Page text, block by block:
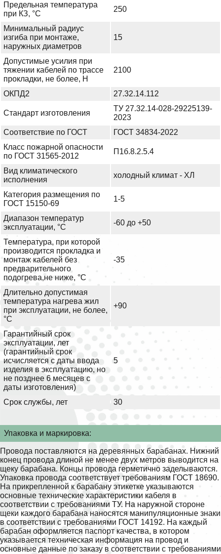
Предельная температура
при КЗ, °С
250
Минимальный радиус
изгиба при монтаже,
наружных диаметров
15
Допустимые усилия при
тяжении кабелей по трассе
прокладки, не более, Н
2100
ОКПД2 27.32.14.112
Стандарт изготовления
ТУ 27.32.14-028-29225139-
2023
Соответствие по ГОСТ
ГОСТ 34834-2022
Класс пожарной опасности
по ГОСТ 31565-2012
П1б.8.2.5.4
Вид климатического
исполнения
холодный климат - ХЛ
Категория размещения по
ГОСТ 15150-69
1-5
Диапазон температур
эксплуатации, °С
-60 до +50
Температура, при которой
производится прокладка и
монтаж кабелей без
предварительного
подогрева,не ниже, °С
-35
Длительно допустимая
температура нагрева жил
при эксплуатации, не более,
°С
+90
Гарантийный срок
эксплуатации, лет
(гарантийный срок
исчисляется с даты ввода
изделия в эксплуатацию, но
не позднее 6 месяцев с
даты изготовления)
5
Срок службы, лет 30
Упаковка и маркировка:
Провода поставляются на деревянных барабанах. Нижний
конец провода длиной не менее двух метров выводится на
щеку барабана. Концы провода герметично заделываются.
Упаковка провода соответствует требованиям ГОСТ 18690.
На прикрепленной к барабану этикетке указываются
основные технические характеристики кабеля в
соответствии с требованиями ТУ. На наружной стороне
щеки каждого барабана наносятся манипуляционные знаки
в соответствии с требованиями ГОСТ 14192. На каждый
барабан оформляется паспорт качества, в котором
указывается техническая информация на провод и
основные данные по заказу в соответствии с требованиями